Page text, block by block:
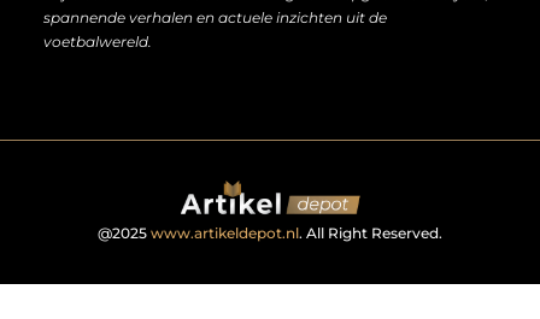
spannende verhalen en actuele inzichten uit de
voetbalwereld.
@2025 www.artikeldepot.nl. All Right Reserved.